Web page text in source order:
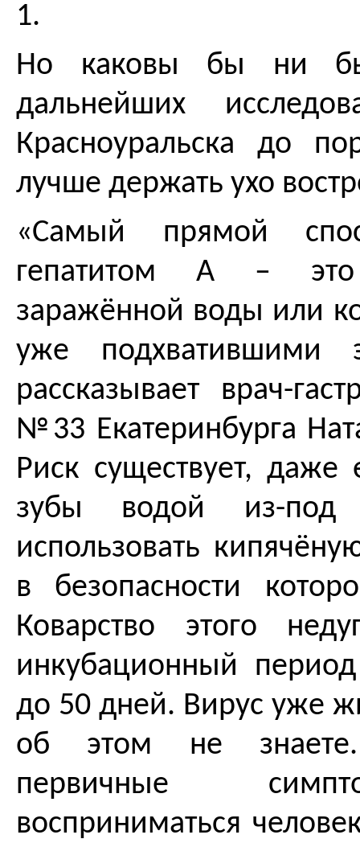
1.
Но каковы бы ни
дальнейших
Красноуральска до
лучше держать ухо
«Самый прямой
гепатитом А – это
заражённой воды или
уже подхватившими
рассказывает врач-
№33 Екатеринбурга
Риск существует, даже
зубы водой из-под
использовать
в безопасности
Коварство этого
инкубационный
до 50 дней. Вирус уже
об этом не
первичные
восприниматься